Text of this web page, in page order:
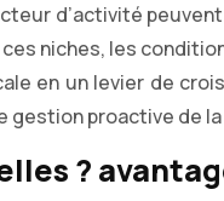
d’activité
niches, les
en un levier de
proactive de
?